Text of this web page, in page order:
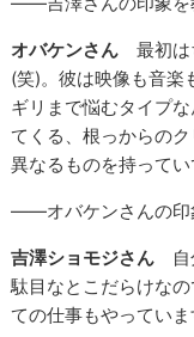
オバケンさん 最初は
(笑)。彼は映像も音楽
ギリまで悩むタイプ
てくる、根っからの
異なるものを持ってい
――オバケンさんの印
吉澤ショモジさん 自
駄目なとこだらけな
ての仕事もやっていま